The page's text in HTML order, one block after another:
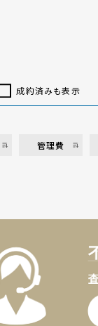
成約済みも表示
管理費